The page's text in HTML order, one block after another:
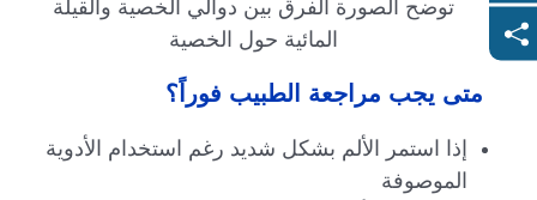
توضح الصورة الفرق بين دوالي الخصية والقيلة
المائية حول الخصية
متى يجب مراجعة الطبيب فوراً؟
إذا استمر الألم بشكل شديد رغم استخدام الأدوية
الموصوفة